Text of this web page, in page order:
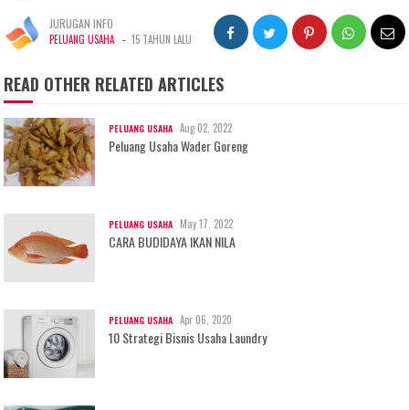
JURUGAN INFO
PELUANG USAHA - 15 TAHUN LALU
READ OTHER RELATED ARTICLES
PELUANG USAHA Aug 02, 2022
Peluang Usaha Wader Goreng
PELUANG USAHA May 17, 2022
CARA BUDIDAYA IKAN NILA
PELUANG USAHA Apr 06, 2020
10 Strategi Bisnis Usaha Laundry